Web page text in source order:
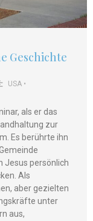
Geschichte
USA •
als er das
zur
Es berührte ihn
Jesus persönlich
Als
aber gezielten
unter
aus,